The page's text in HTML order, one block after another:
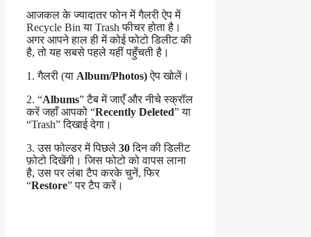
आजकल के ज्यादातर फोन में गैलरी ऐप में
Recycle Bin या Trash फीचर होता है।
अगर आपने हाल ही में कोई फोटो डिलीट की
है, तो यह सबसे पहले यहीं पहुँचती है।
1. गैलरी (या Album/Photos)ऐप खोलें।
2. “Albums” टैब में जाएँ और नीचे स्क्रॉल
करें जहाँ आपको “Recently Deleted” या
“Trash” दिखाई देगा।
3. उस फोल्डर में पिछले 30दिन की डिलीट
फ़ोटो दिखेंगी। जिस फोटो को वापस लाना
है, उस पर लंबा टैप करके चुनें, फिर
“Restore” पर टैप करें।